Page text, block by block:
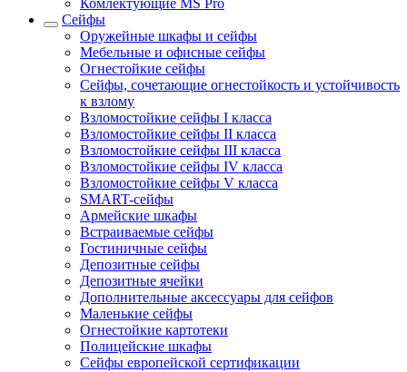
Сейфы
Оружейные шкафы и сейфы
Мебельные и офисные сейфы
Огнестойкие сейфы
Сейфы, сочетающие огнестойкость и устойчивость
к взлому
Взломостойкие сейфы I класса
Взломостойкие сейфы II класса
Взломостойкие сейфы III класса
Взломостойкие сейфы IV класса
Взломостойкие сейфы V класса
SMART-сейфы
Армейские шкафы
Встраиваемые сейфы
Гостиничные сейфы
Депозитные сейфы
Депозитные ячейки
Дополнительные аксессуары для сейфов
Маленькие сейфы
Огнестойкие картотеки
Полицейские шкафы
Сейфы европейской сертификации